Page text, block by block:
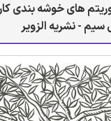
های خوشه بندی
- نشریه الزویر